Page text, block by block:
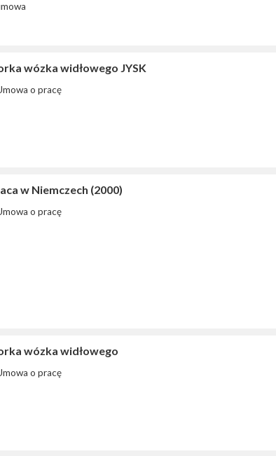
wózka widłowego JYSK
o pracę
w Niemczech (2000)
o pracę
wózka widłowego
o pracę